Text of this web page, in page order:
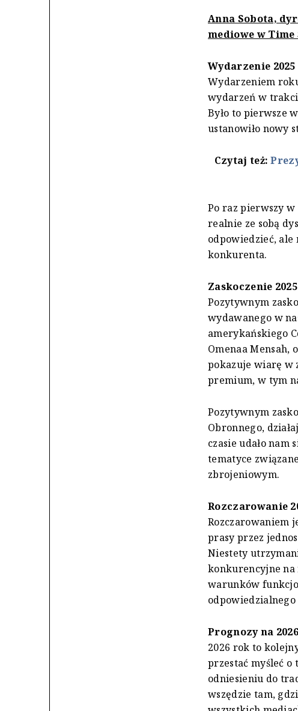
Anna Sobota,
mediowe w Time
Wydarzenie
Wydarzeniem
wydarzeń w
Było to pierwsze
ustanowiło nowy
Czytaj też:
Po raz pierwszy
realnie ze sobą
odpowiedzieć,
konkurenta.
Zaskoczenie
Pozytywnym
wydawanego w
amerykańskiego
Omenaa Mensah,
pokazuje wiarę w
premium, w tym
Pozytywnym
Obronnego,
czasie udało
tematyce
zbrojeniowym.
Rozczarowanie
Rozczarowaniem
prasy przez
Niestety
konkurencyjne
warunków
Prognozy na
2026 rok to
przestać myśleć
odniesieniu do
wszędzie tam,